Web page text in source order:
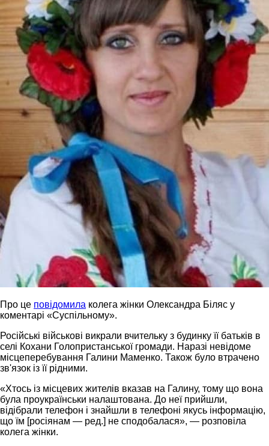
Про це повідомила колега жінки Олександра Біляс у
коментарі «Суспільному».
Російські військові викрали вчительку з будинку її батьків в
селі Кохани Голопристанської громади. Наразі невідоме
місцеперебування Галини Маменко. Також було втрачено
зв'язок із її рідними.
«Хтось із місцевих жителів вказав на Галину, тому що вона
була проукраїнськи налаштована. До неї прийшли,
відібрали телефон і знайшли в телефоні якусь інформацію,
що їм [росіянам — ред.] не сподобалася», — розповіла
колега жінки.